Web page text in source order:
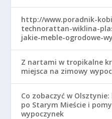
http://www.poradnik-
technorattan-wiklina-
jakie-meble-ogrodowe-
Z nartami w tropikalne
miejsca na zimowy
Co zobaczyć w
po Starym Mieście i
wypoczynek